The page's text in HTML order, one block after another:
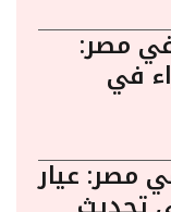
في مصر:
للشراء في
مصر: عيار